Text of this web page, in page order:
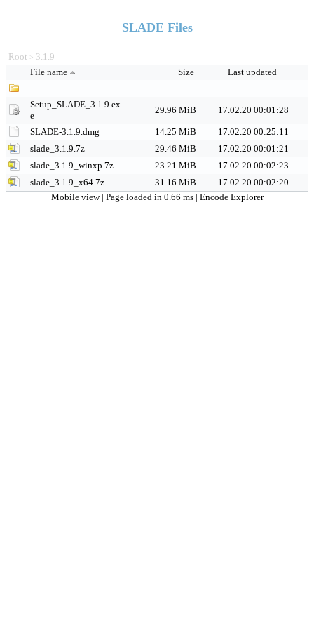
SLADE Files
Root > 3.1.9
File name
Size
Last updated
..
Setup_SLADE_3.1.9.ex
e
29.96 MiB 17.02.20 00:01:28
SLADE-3.1.9.dmg 14.25 MiB
17.02.20 00:25:11
slade_3.1.9.7z
29.46 MiB
17.02.20 00:01:21
slade_3.1.9_winxp.7z
23.21 MiB
17.02.20 00:02:23
slade_3.1.9_x64.7z
31.16 MiB
17.02.20 00:02:20
Mobile view | Page loaded in 0.66 ms | Encode Explorer